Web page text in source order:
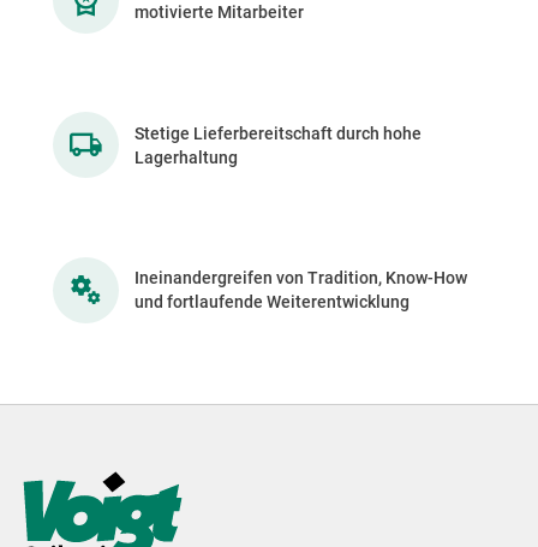
motivierte Mitarbeiter
Stetige Lieferbereitschaft durch hohe
Lagerhaltung
Ineinandergreifen von Tradition, Know-How
und fortlaufende Weiterentwicklung